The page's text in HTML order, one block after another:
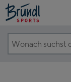
Wonach